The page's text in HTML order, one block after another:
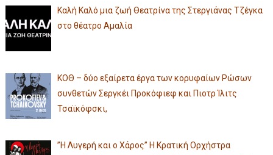
Καλή Καλό μια ζωή Θεατρίνα της Στεργιάνας Τζέγκα
στο θέατρο Αμαλία
ΚΟΘ – δύο εξαίρετα έργα των κορυφαίων Ρώσων
συνθετών Σεργκέι Προκόφιεφ και Πιοτρ Ίλιτς
Τσαϊκόφσκι,
”Η Λυγερή και ο Χάρος” Η Κρατική Ορχήστρα